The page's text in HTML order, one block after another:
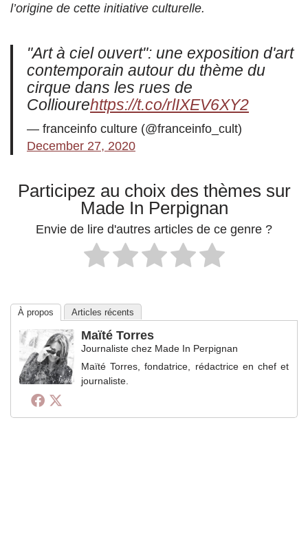
l’origine de cette initiative culturelle.
"Art à ciel ouvert": une exposition d'art
contemporain autour du thème du
cirque dans les rues de
Colliourehttps://t.co/rlIXEV6XY2
— franceinfo culture (@franceinfo_cult)
December 27, 2020
Participez au choix des thèmes sur
Made In Perpignan
Envie de lire d'autres articles de ce genre ?
À propos Articles récents
Maïté Torres
Journaliste chez Made In Perpignan
Maïté Torres, fondatrice, rédactrice en chef et
journaliste.